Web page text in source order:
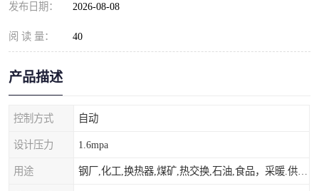
发布日期： 2026-08-08
阅 读 量： 40
产品描述
控制方式 自动
设计压力 1.6mpa
用途